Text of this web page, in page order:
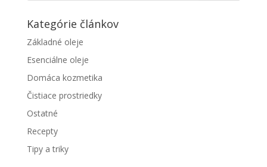
Kategórie článkov
Základné oleje
Esenciálne oleje
Domáca kozmetika
Čistiace prostriedky
Ostatné
Recepty
Tipy a triky